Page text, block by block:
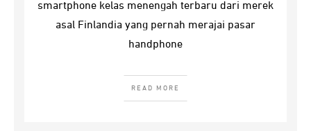
smartphone kelas menengah terbaru dari merek
asal Finlandia yang pernah merajai pasar
handphone
READ MORE